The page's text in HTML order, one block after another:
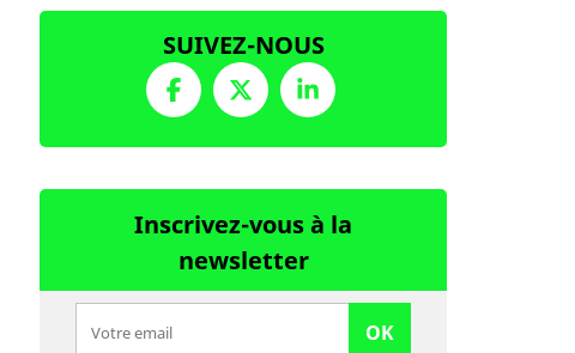
SUIVEZ-NOUS
Inscrivez-vous à la
newsletter
OK